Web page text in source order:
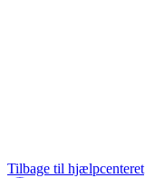
Tilbage til hjælpcenteret